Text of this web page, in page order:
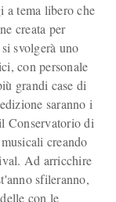
a tema libero che
creata per
svolgerà uno
con personale
grandi case di
saranno i
Conservatorio di
creando
Ad arricchire
sfileranno,
con le